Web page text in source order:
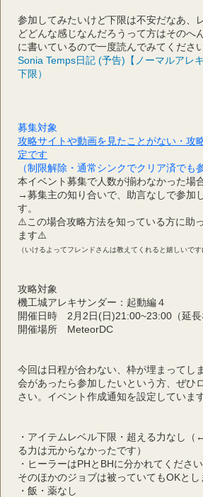
参加してみたいけど下限は不安だなあ、
どどんな感じなんだろうって方はそのへ
に書いているので一度読んでみてくださ
Sonia Temps日記 (予告)【ノーマルアレ
下限）
募集対象
攻略サイトや動画を見たことがない・攻
定です
（制限解除・通常シンクでクリア済でも
本イベント募集で人数が揃わなかった場
→募集主の知り合いで、助言なしで参加
す。
⚠️この場合攻略方法を知っている方に助
ます⚠️
（いけるよってフレンドさんは教えてくれると嬉しいです
攻略対象
機工城アレキサンダー：起動編４
開催日時　2月2日(日)21:00~23:00（延長
開催場所　MeteorDC
今回は日程が合わない、枠が埋まってし
会があったら参加したいという方、ぜひ
さい。イベント作成通知を設定しています
・アイテムレベル下限・超える力なし（
る力は元からなかったです）
・ヒーラーはPHとBHに分かれてください
そのほかのジョブは被っていてもOKとし
・飯・薬なし